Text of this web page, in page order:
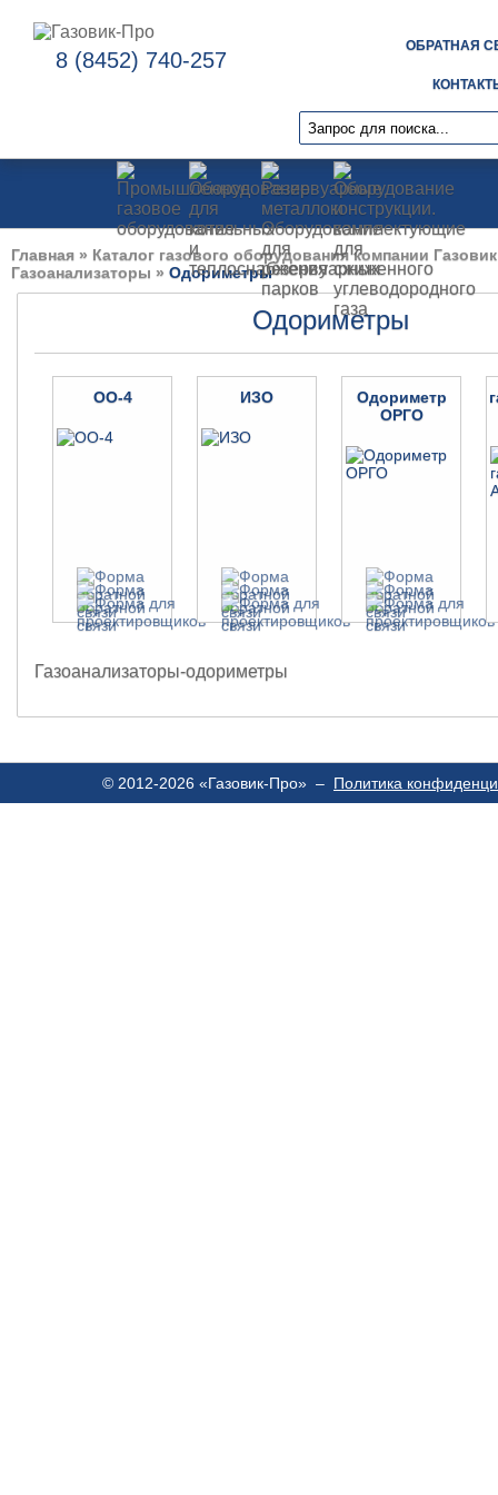
8 (8452) 740-257
ОБРАТНАЯ
Главная » Каталог газового оборудования компании Газовик
Газоанализаторы » Одориметры
Одориметры
ОО-4 ИЗО
Одориметр
ОРГО
Газоанализаторы-одориметры
© 2012-2026 «Газовик-Про» – Политика